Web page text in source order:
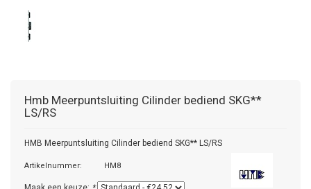
Hmb Meerpuntsluiting Cilinder bediend SKG**
LS/RS
HMB Meerpuntsluiting Cilinder bediend SKG** LS/RS
Artikelnummer: HM8